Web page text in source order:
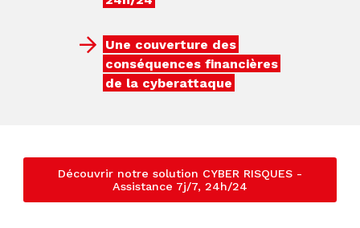
Une couverture des
conséquences financières
de la cyberattaque
Découvrir notre solution CYBER RISQUES -
Assistance 7j/7, 24h/24